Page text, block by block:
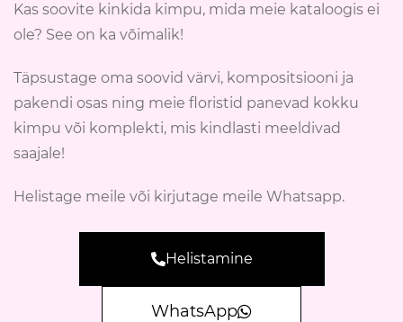
Kas soovite kinkida kimpu, mida meie kataloogis ei
ole? See on ka võimalik!
Täpsustage oma soovid värvi, kompositsiooni ja
pakendi osas ning meie floristid panevad kokku
kimpu või komplekti, mis kindlasti meeldivad
saajale!
Helistage meile või kirjutage meile Whatsapp.
Helistamine
WhatsApp